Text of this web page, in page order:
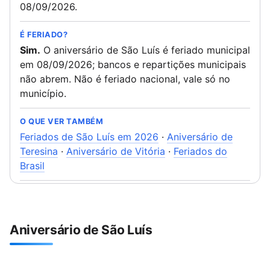
08/09/2026.
É FERIADO?
Sim. O aniversário de São Luís é feriado municipal
em 08/09/2026; bancos e repartições municipais
não abrem. Não é feriado nacional, vale só no
município.
O QUE VER TAMBÉM
Feriados de São Luís em 2026 · Aniversário de
Teresina · Aniversário de Vitória · Feriados do
Brasil
Aniversário de São Luís